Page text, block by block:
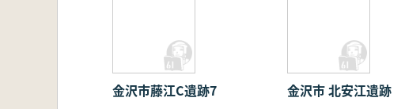
金沢市藤江C遺跡7 金沢市 北安江遺跡